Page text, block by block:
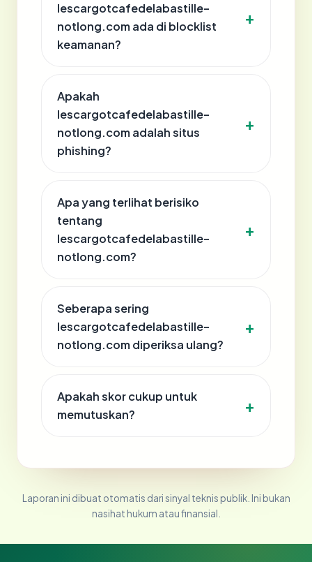
lescargotcafedelabastille-
notlong.com ada di blocklist
keamanan?
Apakah
lescargotcafedelabastille-
notlong.com adalah situs
phishing?
Apa yang terlihat berisiko
tentang
lescargotcafedelabastille-
notlong.com?
Seberapa sering
lescargotcafedelabastille-
notlong.com diperiksa ulang?
Apakah skor cukup untuk
memutuskan?
Laporan ini dibuat otomatis dari sinyal teknis publik. Ini bukan
nasihat hukum atau finansial.